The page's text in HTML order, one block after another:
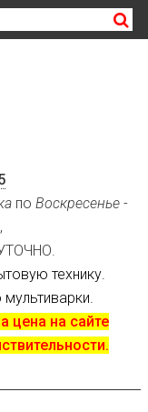
по Воскресенье -
технику.
цена на сайте